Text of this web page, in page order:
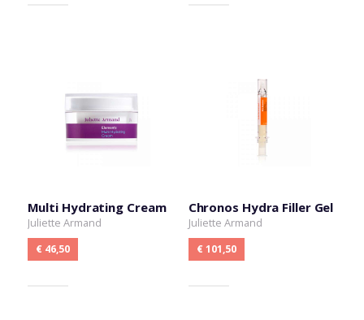
Multi Hydrating Cream
Juliette Armand
€ 46,50
Chronos Hydra Filler Gel
Juliette Armand
€ 101,50